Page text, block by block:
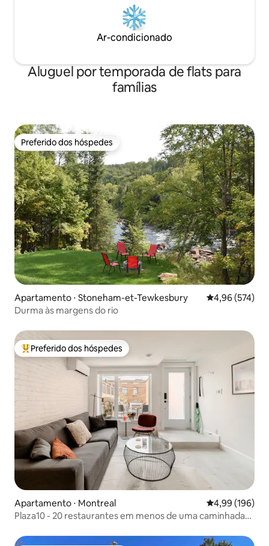
Ar-condicionado
Aluguel por temporada de flats para
famílias
Preferido dos hóspedes
Preferido dos hóspedes
Apartamento ⋅ Stoneham-et-Tewkesbury 4,96 de uma
4,96 (574)
Durma às margens do rio
Entre os melhores preferidos dos hóspedes
Preferido dos hóspedes
Apartamento ⋅ Montreal 4,99 de uma
4,99 (196)
Plaza10 - 20 restaurantes em menos de uma caminhada